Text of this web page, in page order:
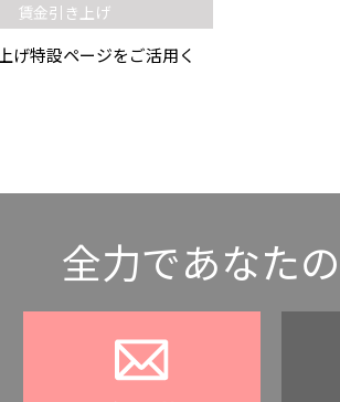
賃金引き上げ
げ特設ページをご活用く
全力であなた